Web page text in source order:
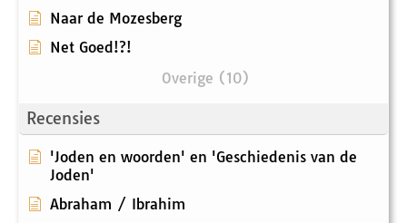
Naar de Mozesberg
Net Goed!?!
Overige (10)
Recensies
'Joden en woorden' en 'Geschiedenis van de
Joden'
Abraham / Ibrahim